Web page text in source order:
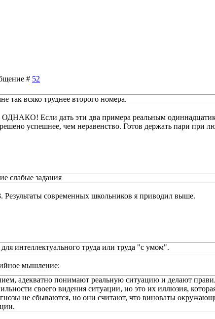
# 52
так всяко труднее второго номера.
ОДНАКО! Если дать эти два примера реальным
успешнее, чем неравенство. Готов держать пари при
слабые задания
. Результаты современных школьников я приводил выше.
интеллектуального труда или труда "с умом".
мышление:
адекватно понимают реальную ситуацию и делают
своего видения ситуации, но это их иллюзия,
не сбываются, но они считают, что виноваты